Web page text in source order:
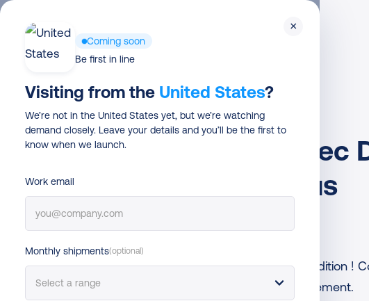
Skip
Connectez Odoo avec
expédiez encore plus
facilement
Gagnez du temps sur votre processus d’expédition !
à DHL et commencez à expédiez plus efficacement.
×
Coming soon
Be first in line
Visiting from the United States?
We’re not in the United States yet, but we’re watching
demand closely. Leave your details and you’ll be the first to
know when we launch.
Work email
Monthly shipments(optional)